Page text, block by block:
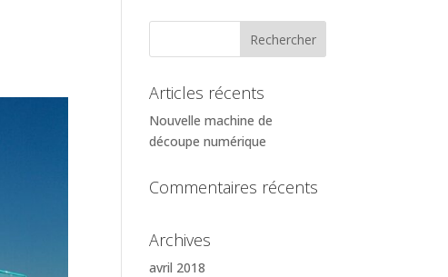
Articles récents
Nouvelle machine de
découpe numérique
Commentaires récents
Archives
avril 2018